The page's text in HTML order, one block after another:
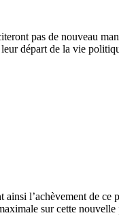
pas de nouveau
départ de la vie
l’achèvement de
sur cette